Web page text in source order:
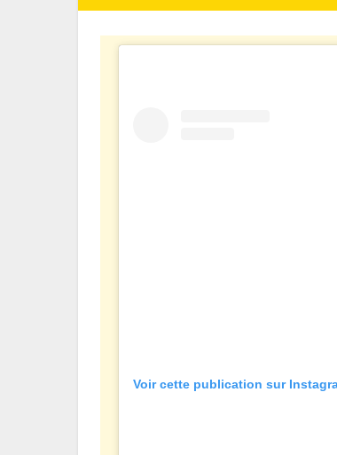
Voir cette publication sur